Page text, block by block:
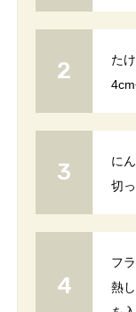
た
4cm
に
切
フ
熱